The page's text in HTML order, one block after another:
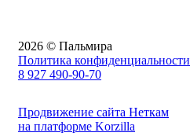
2026 © Пальмира
Политика конфиденциальности
8 927 490-90-70
Продвижение сайта Неткам
на платформе Korzilla